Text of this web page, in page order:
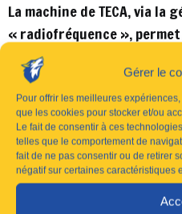
Gérer le
Pour offrir les meilleures
que les cookies pour stocker et/ou
Le fait de consentir à ces
telles que le comportement de
fait de ne pas consentir ou de retirer
négatif sur certaines caractéristiques
La machine de TECA, via la
« radiofréquence »,
sanguine, la circulation
l’activité des cellules de «
primordial à la
type d’onde permet
dans le tissu que l’on
muscle, un tendon, un